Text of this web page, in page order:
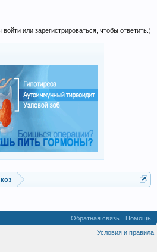
или зарегистрироваться, чтобы ответить.)
Обратная связь
Помощь
Условия и правила